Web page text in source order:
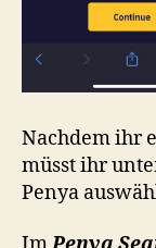
Nachdem ihr
müsst ihr
Penya